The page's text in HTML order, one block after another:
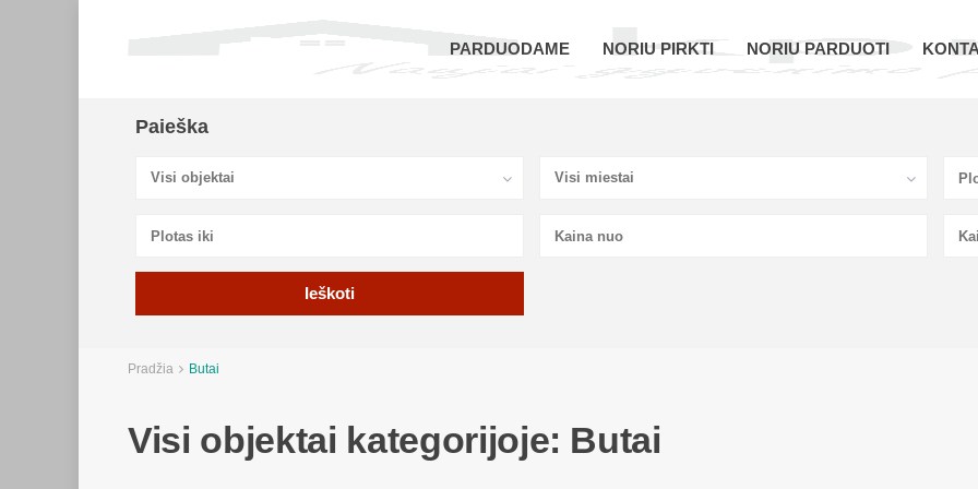
PARDUODAME NORIU PIRKTI NORIU PARDUOTI
Paieška
Visi objektai Visi miestai
Pradžia Butai
Visi objektai kategorijoje: Butai